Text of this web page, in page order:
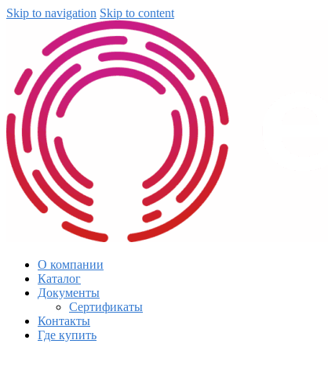
Skip to navigation Skip to content
О компании
Каталог
Документы
Сертификаты
Контакты
Где купить